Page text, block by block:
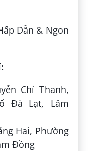
Chí Thanh,
Đà Lạt, Lâm
Hai, Phường
Đồng